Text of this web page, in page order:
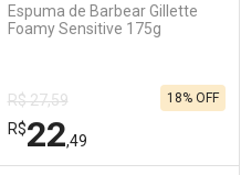
Comprar sem Desconto
Por R$ 46,49/cada
Comprar sem Desconto
Por R$ 46,49/cada
Espuma de Barbear Gillette
Foamy Sensitive 175g
R$ 27,59
R$22,49
18% OFF